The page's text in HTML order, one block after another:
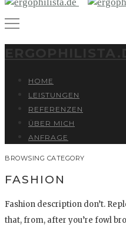
HOME
LEISTUNGEN
REFERENZEN
ÜBER MICH
ANFRAGE
BROWSING CATEGORY
FASHION
Fashion description don’t.
that, from, after you’re fowl